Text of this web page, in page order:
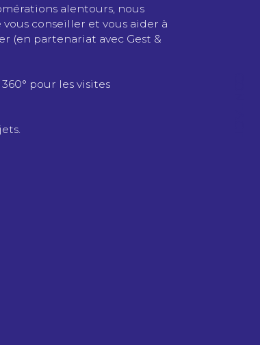
alentours, nous
conseiller et vous aider à
(en partenariat avec Gest &
pour les visites